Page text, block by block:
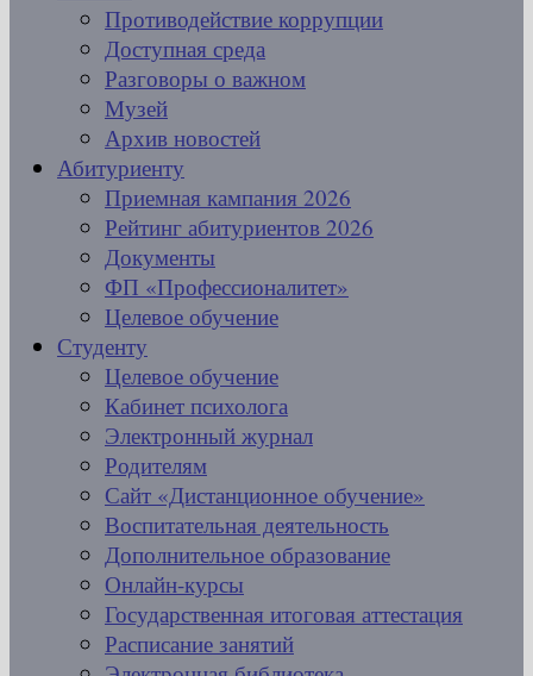
Противодействие коррупции
Доступная среда
Разговоры о важном
Музей
Архив новостей
Абитуриенту
Приемная кампания 2026
Рейтинг абитуриентов 2026
Документы
ФП «Профессионалитет»
Целевое обучение
Студенту
Целевое обучение
Кабинет психолога
Электронный журнал
Родителям
Сайт «Дистанционное обучение»
Воспитательная деятельность
Дополнительное образование
Онлайн-курсы
Государственная итоговая аттестация
Расписание занятий